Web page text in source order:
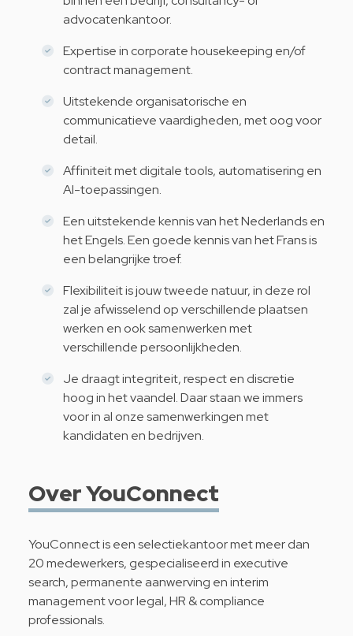
advocatenkantoor.
Expertise in corporate housekeeping en/of
contract management.
Uitstekende organisatorische en
communicatieve vaardigheden, met oog voor
detail.
Affiniteit met digitale tools, automatisering en
AI-toepassingen.
Een uitstekende kennis van het Nederlands en
het Engels. Een goede kennis van het Frans is
een belangrijke troef.
Flexibiliteit is jouw tweede natuur, in deze rol
zal je afwisselend op verschillende plaatsen
werken en ook samenwerken met
verschillende persoonlijkheden.
Je draagt integriteit, respect en discretie
hoog in het vaandel. Daar staan we immers
voor in al onze samenwerkingen met
kandidaten en bedrijven.
Over YouConnect
YouConnect is een selectiekantoor met meer dan
20 medewerkers, gespecialiseerd in executive
search, permanente aanwerving en interim
management voor legal, HR & compliance
professionals.